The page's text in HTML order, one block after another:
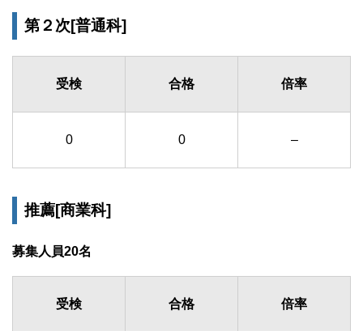
第２次[普通科]
受検 合格 倍率
0 0 –
推薦[商業科]
募集人員20名
受検 合格 倍率